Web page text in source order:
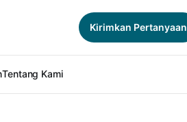
Tentang Kami
Kirimkan Pertanyaan